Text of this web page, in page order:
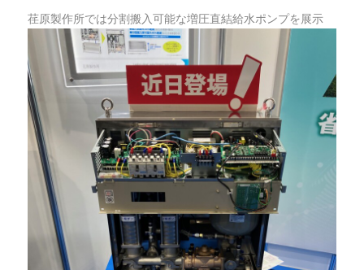
荏原製作所では分割搬入可能な増圧直結給水ポンプを展示